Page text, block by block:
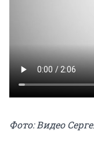
Фото: Видео